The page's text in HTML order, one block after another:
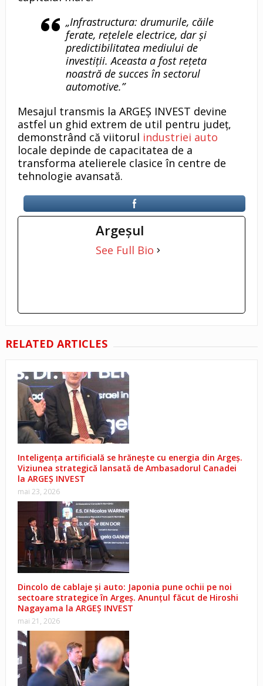
„Infrastructura: drumurile, căile
ferate, rețelele electrice, dar și
predictibilitatea mediului de
investiții. Aceasta a fost rețeta
noastră de succes în sectorul
automotive.”
Mesajul transmis la ARGEȘ INVEST devine
astfel un ghid extrem de util pentru județ,
demonstrând că viitorul industriei auto
locale depinde de capacitatea de a
transforma atelierele clasice în centre de
tehnologie avansată.
Argeşul
See Full Bio
RELATED ARTICLES
Inteligența artificială se hrănește cu energia din Argeș.
Viziunea strategică lansată de Ambasadorul Canadei
la ARGEȘ INVEST
mai 23, 2026
Dincolo de cablaje și auto: Japonia pune ochii pe noi
sectoare strategice în Argeș. Anunțul făcut de Hiroshi
Nagayama la ARGEȘ INVEST
mai 21, 2026